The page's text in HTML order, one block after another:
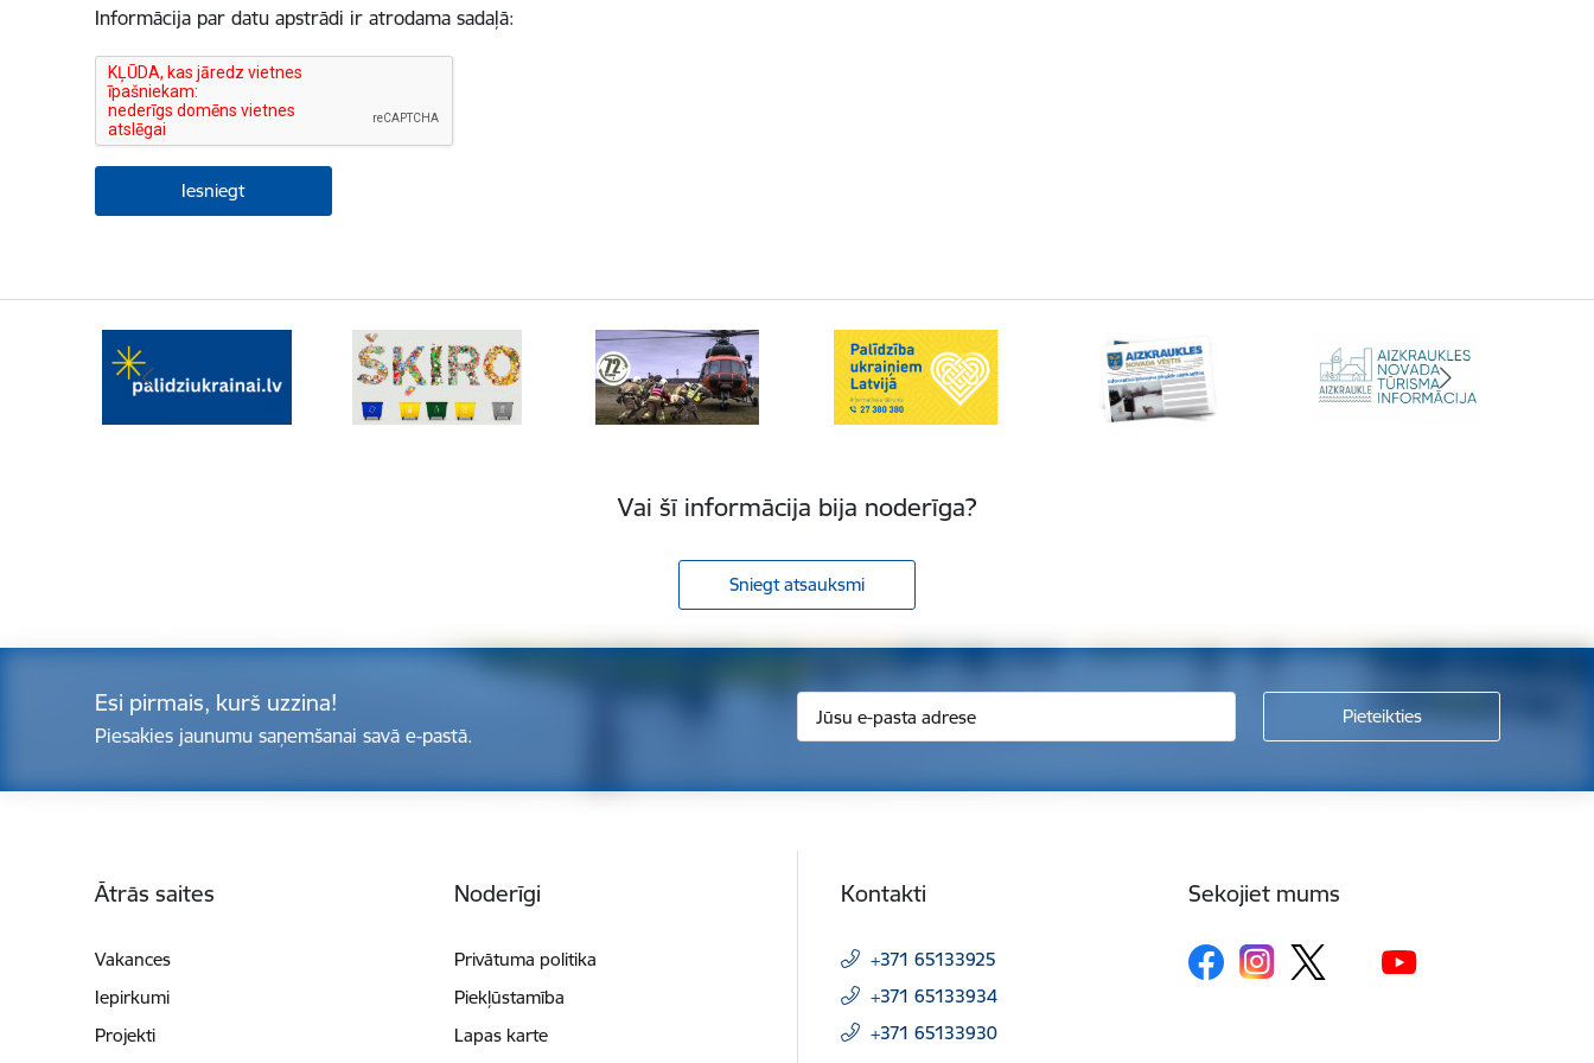
Informācija par datu apstrādi ir atrodama sadaļā:
Vai šī informācija bija noderīga?
Sniegt atsauksmi
Esi pirmais, kurš uzzina!
Piesakies jaunumu saņemšanai savā e-pastā.
Ātrās saites
Vakances
Iepirkumi
Projekti
Noderīgi
Privātuma politika
Piekļūstamība
Lapas karte
Kontakti
+371 65133925
+371 65133934
+371 65133930
Sekojiet mums